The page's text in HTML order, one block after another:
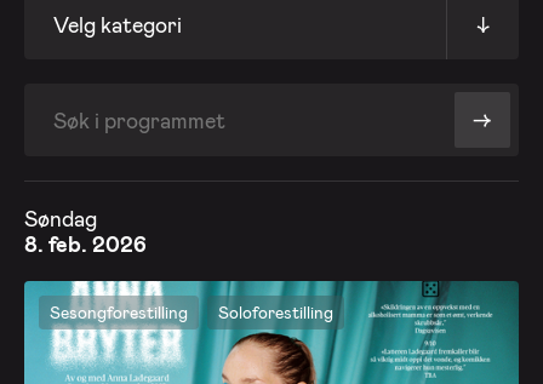
Velg kategori ↓
->
Søndag
8. feb. 2026
Sesongforestilling Soloforestilling